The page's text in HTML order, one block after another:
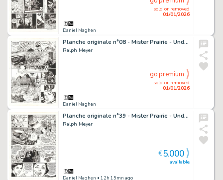
Daniel Maghen
sold or removed
01/01/2026
Planche originale n°08 - Mister Prairie - Undertaker
Ralph Meyer
Daniel Maghen
sold or removed
01/01/2026
go premium
Planche originale n°39 - Mister Prairie - Undertaker
Ralph Meyer
Daniel Maghen • 12h 15mn ago
available
€5,000